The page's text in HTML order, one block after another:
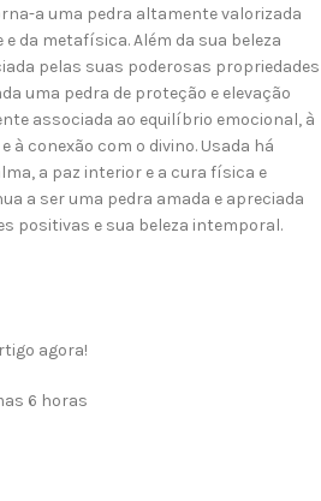
a uma pedra altamente valorizada
da metafísica. Além da sua beleza
pelas suas poderosas propriedades
uma pedra de proteção e elevação
associada ao equilíbrio emocional, à
à conexão com o divino. Usada há
a paz interior e a cura física e
a ser uma pedra amada e apreciada
positivas e sua beleza intemporal.
agora!
6 horas